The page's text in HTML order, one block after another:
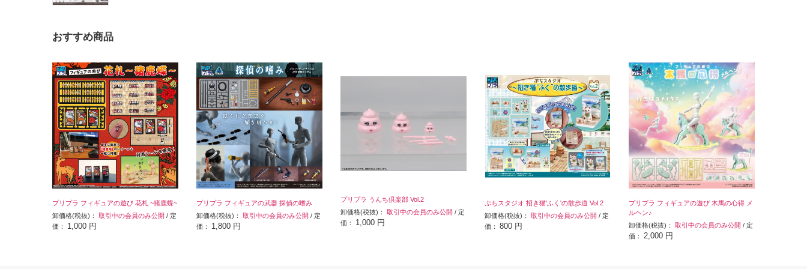
おすすめ商品
プリプラ フィギュアの遊び 花札 ~猪鹿蝶~
卸価格(税抜)： 取引中の会員のみ公開 / 定
価： 1,000 円
プリプラ フィギュアの武器 探偵の嗜み
卸価格(税抜)： 取引中の会員のみ公開 / 定
価： 1,800 円
プリプラ うんち倶楽部 Vol.2
卸価格(税抜)： 取引中の会員のみ公開 / 定
価： 1,000 円
ぷちスタジオ 招き猫'ふく'の散歩道 Vol.2
卸価格(税抜)： 取引中の会員のみ公開 / 定
価： 800 円
プリプラ フィギュアの遊び 木馬の心得 メ
ルヘン♪
卸価格(税抜)： 取引中の会員のみ公開 / 定
価： 2,000 円